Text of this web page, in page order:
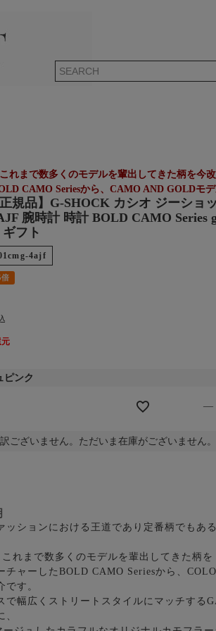
れまで数多くのモデルを輩出してきた柄を今
CAMO Seriesから、CAMO AND GOLDモ
規品】G-SHOCK カシオ ジーショ
腕時計 時計 BOLD CAMO Series
フト
4ajf
倍
ピンク
—
ございません。ただいま在庫がございません。
ッションにおける王道であり定番柄でもあ
れまで数多くのモデルを輩出してきた柄を
チャーしたBOLD CAMO Seriesから、
です。
で幅広くストリートスタイルにマッチする
、